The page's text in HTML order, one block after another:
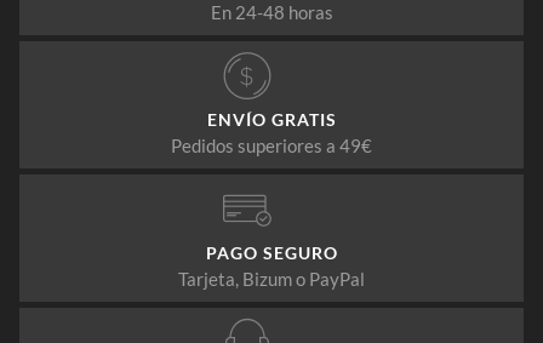
En 24-48 horas
ENVÍO GRATIS
Pedidos superiores a 49€
PAGO SEGURO
Tarjeta, Bizum o PayPal